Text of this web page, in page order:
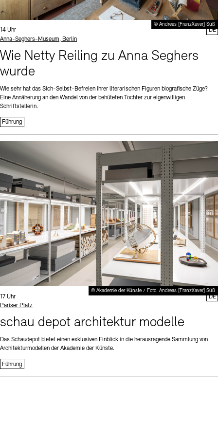
© Andreas [FranzXaver] Süß
Uhrzeit:
14 Uhr
Standort
Anna-Seghers-Museum, Berlin
Wie Netty Reiling zu Anna Seghers
wurde
Wie sehr hat das Sich-Selbst-Befreien ihrer literarischen Figuren biografische Züge?
Eine Annäherung an den Wandel von der behüteten Tochter zur eigenwilligen
Schriftstellerin.
Führung
DE
© Akademie der Künste / Foto: Andreas [FranzXaver] Süß
Uhrzeit:
17 Uhr
Standort
Pariser Platz
schau depot architektur modelle
Das Schaudepot bietet einen exklusiven Einblick in die herausragende Sammlung von
Architekturmodellen der Akademie der Künste.
Führung
DE